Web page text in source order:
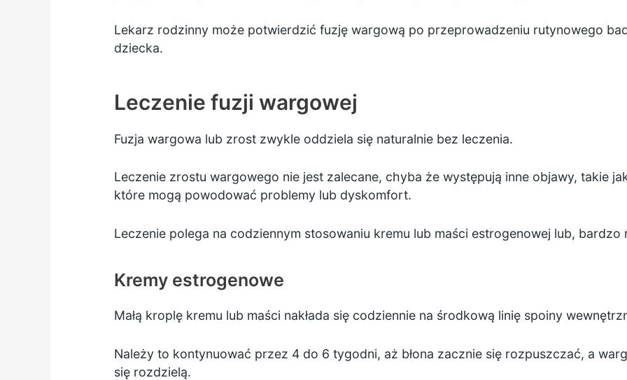
Lekarz rodzinny może potwierdzić fuzję wargową po przeprowadzeniu rutynowego
dziecka.
Leczenie fuzji wargowej
Fuzja wargowa lub zrost zwykle oddziela się naturalnie bez leczenia.
Leczenie zrostu wargowego nie jest zalecane, chyba że występują inne objawy, takie
które mogą powodować problemy lub dyskomfort.
Leczenie polega na codziennym stosowaniu kremu lub maści estrogenowej lub,
Kremy estrogenowe
Małą kroplę kremu lub maści nakłada się codziennie na środkową linię spoiny
Należy to kontynuować przez 4 do 6 tygodni, aż błona zacznie się rozpuszczać, a
się rozdzielą.